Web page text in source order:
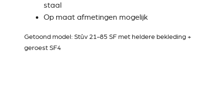
staal
Op maat afmetingen mogelijk
Getoond model: Stûv 21-85 SF met heldere bekleding +
geroest SF4